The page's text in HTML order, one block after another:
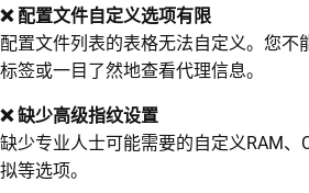
❌ 配置文件自定义选项有限
配置文件列表的表格无法自定义。您不
标签或一目了然地查看代理信息。
❌ 缺少高级指纹设置
缺少专业人士可能需要的自定义RAM、
拟等选项。